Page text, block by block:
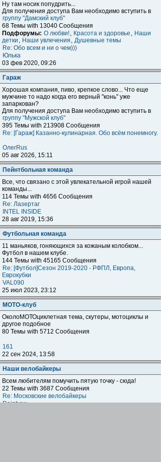
Ну там носик попудрить...
Для получения доступа Вам необходимо вступить в
группу "Дамский клуб"
68 Темы with 13040 Сообщения
Подфорумы: О любви!, Красота и здоровье , Наши
детки , Наши увлечения , Душевные темы
Re: Обо всем и ни о чем)))
Юлька
03 фев 2020, 09:26
Гараж
Хорошая компания, пиво, крепкое слово... Что еще
мужчине то надо когда его верный "конь" уже
запаркован?
Для получения доступа Вам необходимо вступить в
группу "Мужской клуб"
395 Темы with 213908 Сообщения
Re: [Гараж] Казанно-кулинарная. Обо всём понемногу.
ОлегRus
05 авг 2026, 15:11
Пейнтбольная команда
Все, что связано с этой увлекательной игрой нашей
команды...
114 Темы with 4656 Сообщения
Re: Лазертаг
INTEL INSIDE
28 авг 2019, 15:36
Футбольная команда
11 маньяков, гоняющихся за кожаным колобком...
Футбол в нашем клубе.
144 Темы with 45165 Сообщения
Re: [Футбол]Сезон 2019-2020 - РФПЛ, Европа,
Еврокубки
VAL090
25 июл 2023, 23:12
МОТО-клуб
ОколоМОТОциклетная тема, скутеры, мотоциклы и
другое подобное
80 Темы with 5712 Сообщения
161
22 сен 2024, 13:58
Наши велобайкеры
Всем любителям помучить пятую точку - сюда!
22 Темы with 3687 Сообщения
Re: Московские велобайкеры
Rainbow